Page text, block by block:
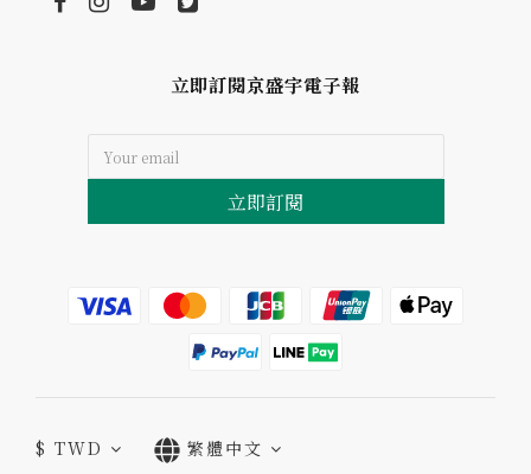
立即訂閱京盛宇電子報
立即訂閱
$ TWD 繁體中文